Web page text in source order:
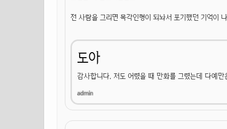
전 사람을 그리면 목각인형이 되놔서 포기했던 기억이
도아
감사합니다. 저도 어렸을 때 만화를 그렸는데 다예만